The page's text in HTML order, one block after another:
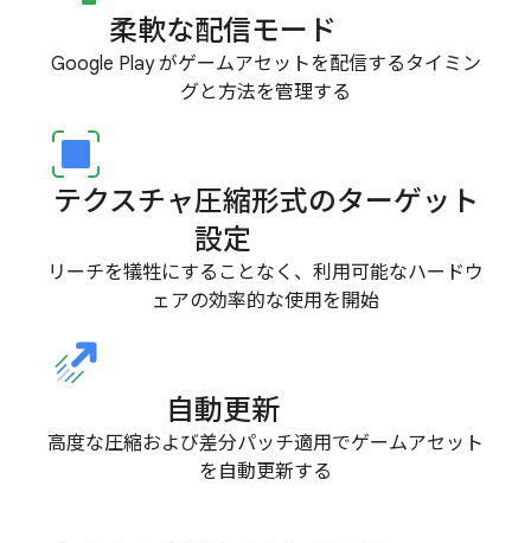
柔軟な配信モード
Google Play がゲームアセットを配信するタイミン
グと方法を管理する
テクスチャ圧縮形式のターゲット
設定
リーチを犠牲にすることなく、利用可能なハードウ
ェアの効率的な使用を開始
自動更新
高度な圧縮および差分パッチ適用でゲームアセット
を自動更新する